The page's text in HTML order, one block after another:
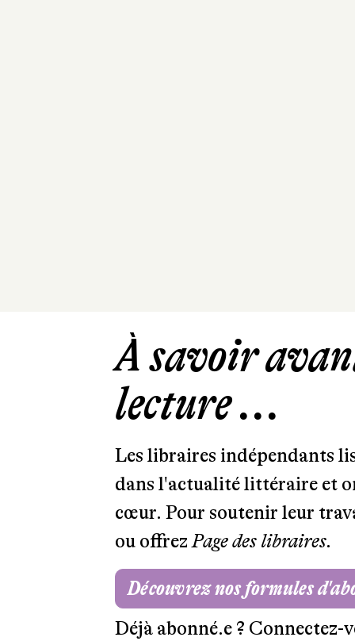
À savoir
lecture ...
Les libraires indépendants
dans l'actualité littéraire et
cœur. Pour soutenir leur
ou offrezPage des libraires.
Découvrez nos formules
Déjà abonné.e ? Connectez-